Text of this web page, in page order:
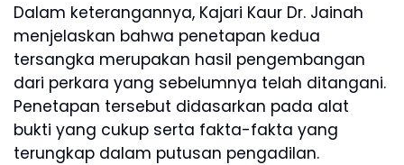
Dalam keterangannya, Kajari Kaur Dr. Jainah
menjelaskan bahwa penetapan kedua
tersangka merupakan hasil pengembangan
dari perkara yang sebelumnya telah ditangani.
Penetapan tersebut didasarkan pada alat
bukti yang cukup serta fakta-fakta yang
terungkap dalam putusan pengadilan.